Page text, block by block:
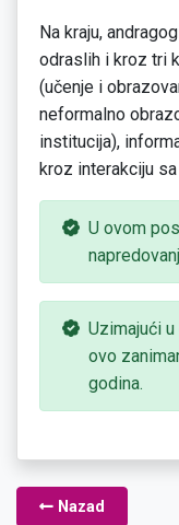
Na kraju,
odraslih i kroz tri
(učenje i
neformalno
institucija),
kroz interakciju
U ovom
Uzimajući
ovo
godina.
Nazad